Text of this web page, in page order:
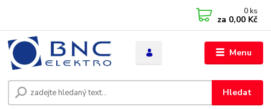
Menu
Hledat
0 ks
za 0,00 Kč